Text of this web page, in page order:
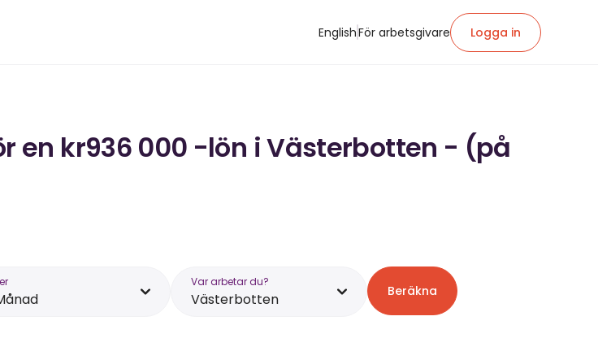
EnglishFör arbetsgivare Logga in
en kr936 000 -lön i Västerbotten - (på
Var arbetar du?
Västerbotten Beräkna